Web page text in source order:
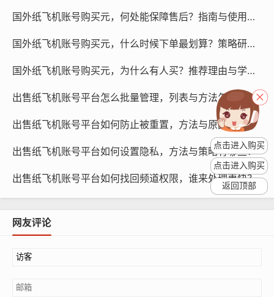
有些平台则不允许，在购买账号之前，最好先了解账号所
号后，你可以根据平台提供的换号流程进行操作，需要注
意的是，换号操作通常需要消耗一定的积分或金币，因此
国外纸飞机账号购买元，何处能保障售后？指南与使用引导！
国外纸飞机账号购买元，什么时候下单最划算？策略研究与预测！
国外纸飞机账号购买元，为什么有人买？推荐理由与学习方法！
出售纸飞机账号平台怎么批量管理，列表与方法怎么用？
出售纸飞机账号平台如何防止被重置，方法与原因为何？
出售纸飞机账号平台如何设置隐私，方法与策略有哪些？
出售纸飞机账号平台如何找回频道权限，谁来处理更快？
网友评论
点击进入购买
点击进入购买
返回顶部